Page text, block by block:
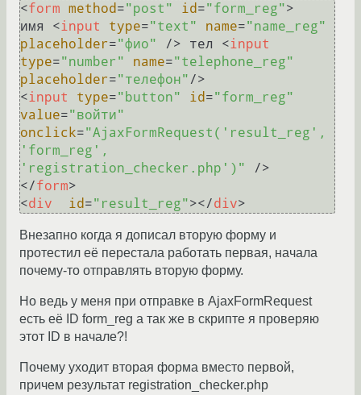
<form method="post" id="form_reg">
имя <input type="text" name="name_reg"
placeholder="фио" /> тел <input
type="number" name="telephone_reg"
placeholder="телефон" />
<input type="button" id="form_reg"
value="войти"
onclick="AjaxFormRequest('result_reg',
'form_reg',
'registration_checker.php')"
/>
</form>
<div id="result_reg"></div>
Внезапно когда я дописал вторую форму и
протестил её перестала работать первая, начала
почему-то отправлять вторую форму.
Но ведь у меня при отправке в AjaxFormRequest
есть её ID form_reg а так же в скрипте я проверяю
этот ID в начале?!
Почему уходит вторая форма вместо первой,
причем результат registration_checker.php